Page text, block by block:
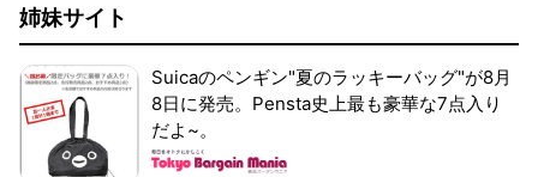
姉妹サイト
Suicaのペンギン"夏のラッキーバッグ"が8月
8日に発売。Pensta史上最も豪華な7点入り
だよ~。